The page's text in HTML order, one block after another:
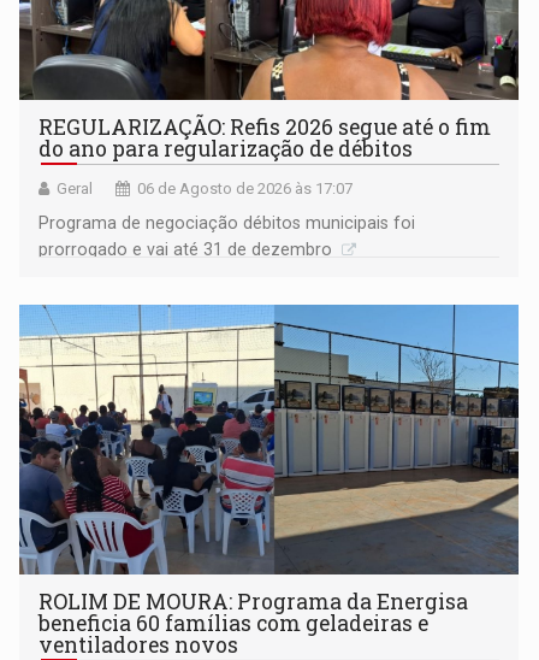
REGULARIZAÇÃO: Refis 2026 segue até o fim
do ano para regularização de débitos
Geral 06 de Agosto de 2026 às 17:07
Programa de negociação débitos municipais foi
prorrogado e vai até 31 de dezembro
ROLIM DE MOURA: Programa da Energisa
beneficia 60 famílias com geladeiras e
ventiladores novos